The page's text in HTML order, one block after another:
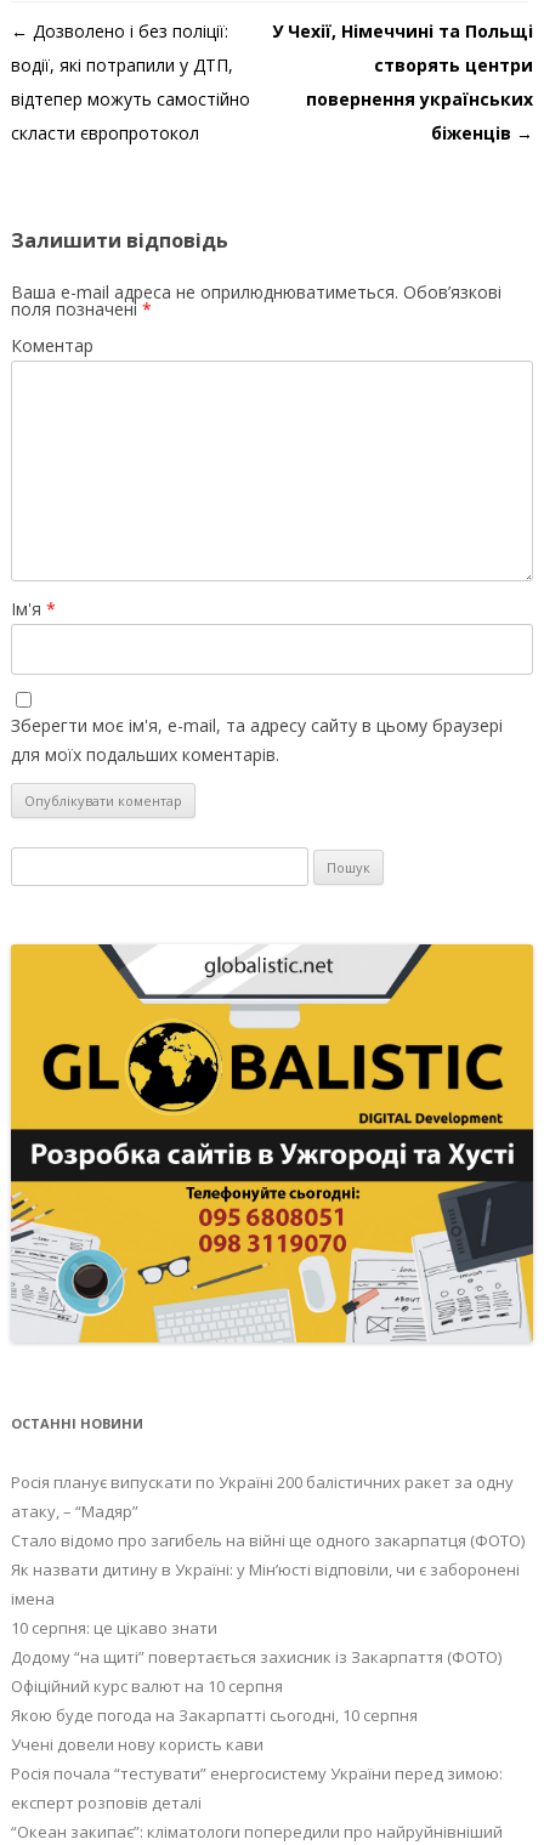
Навігація по запису
← Дозволено і без поліції:
водії, які потрапили у ДТП,
відтепер можуть самостійно
скласти європротокол
У Чехії, Німеччині та Польщі
створять центри
повернення українських
біженців →
Залишити відповідь
Ваша e-mail адреса не оприлюднюватиметься. Обов’язкові
поля позначені *
Коментар
Ім'я *
Зберегти моє ім'я, e-mail, та адресу сайту в цьому браузері
для моїх подальших коментарів.
ОСТАННІ НОВИНИ
Росія планує випускати по Україні 200 балістичних ракет за одну
атаку, – “Мадяр”
Стало відомо про загибель на війні ще одного закарпатця (ФОТО)
Як назвати дитину в Україні: у Мін’юсті відповіли, чи є заборонені
імена
10 серпня: це цікаво знати
Додому “на щиті” повертається захисник із Закарпаття (ФОТО)
Офіційний курс валют на 10 серпня
Якою буде погода на Закарпатті сьогодні, 10 серпня
Учені довели нову користь кави
Росія почала “тестувати” енергосистему України перед зимою:
експерт розповів деталі
“Океан закипає”: кліматологи попередили про найруйнівніший